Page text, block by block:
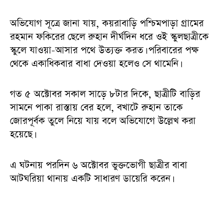
অভিযোগ সূত্রে জানা যায়, কয়রাবাড়ি পশ্চিমপাড়া গ্রামের
রহমান ফকিরের ছেলে রুহান দীর্ঘদিন ধরে ওই স্কুলছাত্রীকে
স্কুলে যাওয়া-আসার পথে উত্যক্ত করত। পরিবারের পক্ষ
থেকে একাধিকবার বাধা দেওয়া হলেও সে থামেনি।
গত ৫ অক্টোবর সকাল সাড়ে ৮টার দিকে, ছাত্রীটি বাড়ির
সামনে পাকা রাস্তায় বের হলে, বখাটে রুহান তাকে
জোরপূর্বক তুলে নিয়ে যায় বলে অভিযোগে উল্লেখ করা
হয়েছে।
এ ঘটনায় পরদিন ৬ অক্টোবর ভুক্তভোগী ছাত্রীর বাবা
আটঘরিয়া থানায় একটি সাধারণ ডায়েরি করেন।